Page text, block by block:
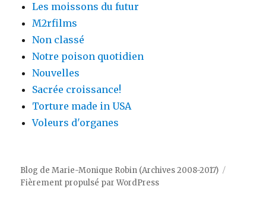
Les moissons du futur
M2rfilms
Non classé
Notre poison quotidien
Nouvelles
Sacrée croissance!
Torture made in USA
Voleurs d'organes
Blog de Marie-Monique Robin (Archives 2008-2017)
Fièrement propulsé par WordPress